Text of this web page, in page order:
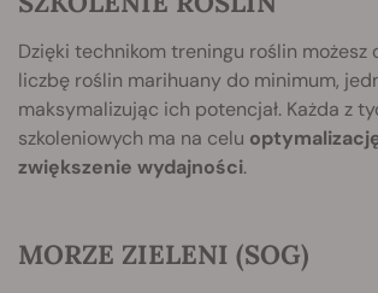
Dzięki technikom treningu roślin możesz
liczbę roślin marihuany do minimum,
maksymalizując ich potencjał. Każda z
szkoleniowych ma na celu
zwiększenie wydajności.
MORZE ZIELENI (SOG)